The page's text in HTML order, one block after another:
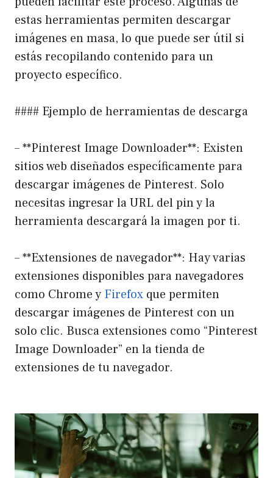
estas herramientas permiten descargar
imágenes en masa, lo que puede ser útil si
estás recopilando contenido para un
proyecto específico.
#### Ejemplo de herramientas de descarga
– **Pinterest Image Downloader**: Existen
sitios web diseñados específicamente para
descargar imágenes de Pinterest. Solo
necesitas ingresar la URL del pin y la
herramienta descargará la imagen por ti.
– **Extensiones de navegador**: Hay varias
extensiones disponibles para navegadores
como Chrome y Firefox que permiten
descargar imágenes de Pinterest con un
solo clic. Busca extensiones como “Pinterest
Image Downloader” en la tienda de
extensiones de tu navegador.